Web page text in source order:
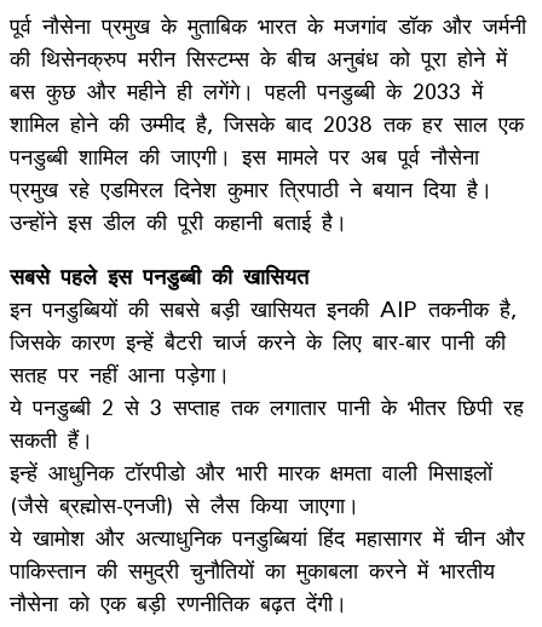
पूर्व नौसेना प्रमुख के मुताबिक भारत के मजगांव डॉक और जर्मनी
की थिसेनक्रुप मरीन सिस्टम्स के बीच अनुबंध को पूरा होने में
बस कुछ और महीने ही लगेंगे। पहली पनडुब्बी के 2033 में
शामिल होने की उम्मीद है, जिसके बाद 2038 तक हर साल एक
पनडुब्बी शामिल की जाएगी। इस मामले पर अब पूर्व नौसेना
प्रमुख रहे एडमिरल दिनेश कुमार त्रिपाठी ने बयान दिया है।
उन्होंने इस डील की पूरी कहानी बताई है।
सबसे पहले इस पनडुब्बी की खासियत
इन पनडुब्बियों की सबसे बड़ी खासियत इनकी AIP तकनीक है,
जिसके कारण इन्हें बैटरी चार्ज करने के लिए बार-बार पानी की
सतह पर नहीं आना पड़ेगा।
ये पनडुब्बी 2 से 3 सप्ताह तक लगातार पानी के भीतर छिपी रह
सकती हैं।
इन्हें आधुनिक टॉरपीडो और भारी मारक क्षमता वाली मिसाइलों
(जैसे ब्रह्मोस-एनजी) से लैस किया जाएगा।
ये खामोश और अत्याधुनिक पनडुब्बियां हिंद महासागर में चीन और
पाकिस्तान की समुद्री चुनौतियों का मुकाबला करने में भारतीय
नौसेना को एक बड़ी रणनीतिक बढ़त देंगी।